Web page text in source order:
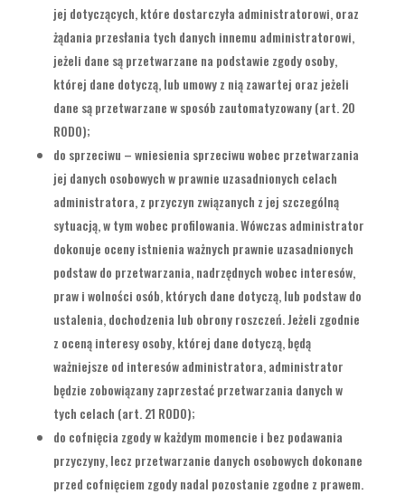
jej dotyczących, które dostarczyła administratorowi, oraz
żądania przesłania tych danych innemu administratorowi,
jeżeli dane są przetwarzane na podstawie zgody osoby,
której dane dotyczą, lub umowy z nią zawartej oraz jeżeli
dane są przetwarzane w sposób zautomatyzowany (art. 20
RODO);
do sprzeciwu – wniesienia sprzeciwu wobec przetwarzania
jej danych osobowych w prawnie uzasadnionych celach
administratora, z przyczyn związanych z jej szczególną
sytuacją, w tym wobec profilowania. Wówczas administrator
dokonuje oceny istnienia ważnych prawnie uzasadnionych
podstaw do przetwarzania, nadrzędnych wobec interesów,
praw i wolności osób, których dane dotyczą, lub podstaw do
ustalenia, dochodzenia lub obrony roszczeń. Jeżeli zgodnie
z oceną interesy osoby, której dane dotyczą, będą
ważniejsze od interesów administratora, administrator
będzie zobowiązany zaprzestać przetwarzania danych w
tych celach (art. 21 RODO);
do cofnięcia zgody w każdym momencie i bez podawania
przyczyny, lecz przetwarzanie danych osobowych dokonane
przed cofnięciem zgody nadal pozostanie zgodne z prawem.